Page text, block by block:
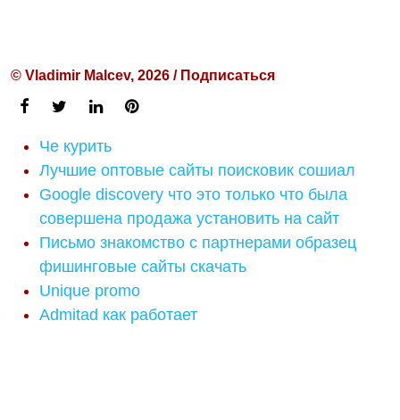
© Vladimir Malcev, 2026 / Подписаться
Че курить
Лучшие оптовые сайты поисковик сошиал
Google discovery что это только что была
совершена продажа установить на сайт
Письмо знакомство с партнерами образец
фишинговые сайты скачать
Unique promo
Admitad как работает